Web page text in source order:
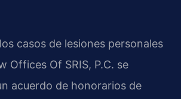
casos de lesiones personales
Offices Of SRIS, P.C. se
acuerdo de honorarios de